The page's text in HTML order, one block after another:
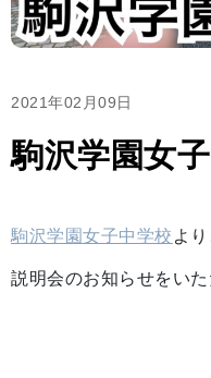
2021年02月09日
駒沢学園女
駒沢学園女子中学校 より
説明会のお知らせをいた